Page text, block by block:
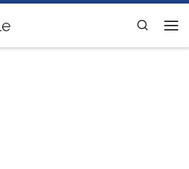
Search